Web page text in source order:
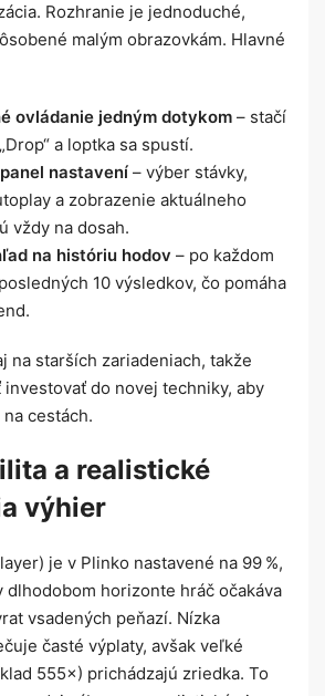
Rozhranie je jednoduché,
malým obrazovkám. Hlavné
ovládanie jedným dotykom – stačí
a loptka sa spustí.
nastavení – výber stávky,
a zobrazenie aktuálneho
vždy na dosah.
na históriu hodov – po každom
10 výsledkov, čo pomáha
na starších zariadeniach, takže
do novej techniky, aby
cestách.
a realistické
výhier
je v Plinko nastavené na 99 %,
dlhodobom horizonte hráč očakáva
vsadených peňazí. Nízka
časté výplaty, avšak veľké
555×) prichádzajú zriedka. To